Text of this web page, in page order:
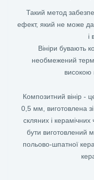
Такий метод
ефект, який не може
і
Вініри бувають
необмежений
високою
Композитний вінір -
0,5 мм, виготовлена
скляних і
бути виготовлений
польово-шпатної